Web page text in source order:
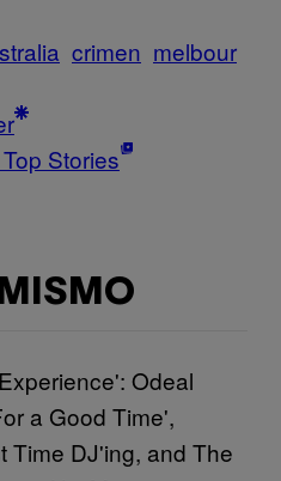
crimen melbour
Stories